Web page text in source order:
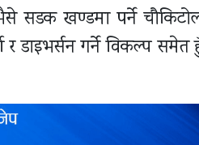
सडक खण्डमा पर्ने
डाइभर्सन गर्ने विकल्प समेत